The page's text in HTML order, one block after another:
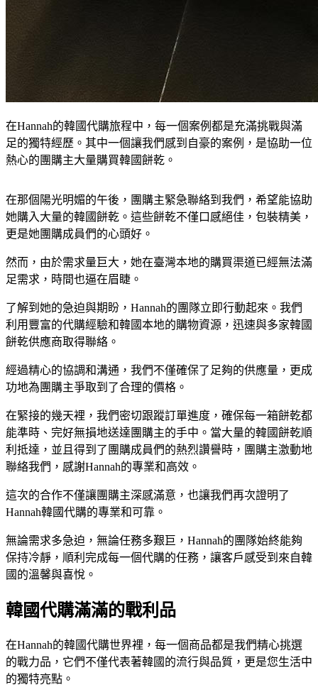
在Hannah的韓國代購旅程中，每一個案例都是充滿挑戰與滿
足的獨特經歷。其中一個讓我們感到自豪的案例，是協助一位
熱心的團購主大量購買韓國餅乾。
在那個陽光明媚的午後，團購主緊急聯絡到我們，希望能協助
她購入大量的韓國餅乾。這些餅乾不僅口感絕佳，包裝精美，
更是她團購成員們的心頭好。
然而，由於需求量巨大，她在臺灣本地的購買渠道已經無法滿
足需求，時間也逼在眉睫。
了解到她的急迫與期盼，Hannah的團隊立即行動起來。我們
利用豐富的代購經驗和韓國本地的購物資源，迅速與多家韓國
餅乾供應商取得聯絡。
經過精心的協調和溝通，我們不僅確保了足夠的供應量，更成
功地為團購主爭取到了合理的價格。
在緊接的幾天裡，我們密切跟蹤訂單進度，確保每一箱餅乾都
能準時、完好無損地送達團購主的手中。當大量的韓國餅乾順
利抵達，並且得到了團購成員們的熱烈讚譽時，團購主激動地
聯絡我們，感謝Hannah的專業和高效。
這次的合作不僅讓團購主深感滿意，也讓我們再次證明了
Hannah韓國代購的專業和可靠。
無論需求多急迫，無論任務多艱巨，Hannah的團隊始終能夠
保持冷靜，順利完成每一個代購的任務，讓客戶感受到來自韓
國的溫馨與喜悅。
韓國代購滿滿的戰利品
在Hannah的韓國代購世界裡，每一個商品都是我們精心挑選
的戰力品，它們不僅代表著韓國的流行與品質，更是您生活中
的獨特亮點。